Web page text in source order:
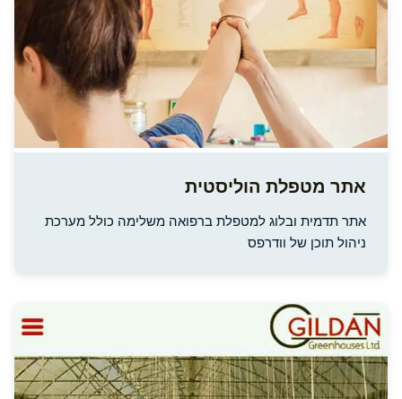
אתר מטפלת הוליסטית
אתר תדמית ובלוג למטפלת ברפואה משלימה כולל מערכת
ניהול תוכן של וודרפס